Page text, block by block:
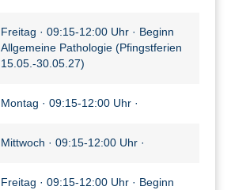
Freitag · 09:15-12:00 Uhr · Beginn
Allgemeine Pathologie (Pfingstferien
15.05.-30.05.27)
Montag · 09:15-12:00 Uhr ·
Mittwoch · 09:15-12:00 Uhr ·
Freitag · 09:15-12:00 Uhr · Beginn